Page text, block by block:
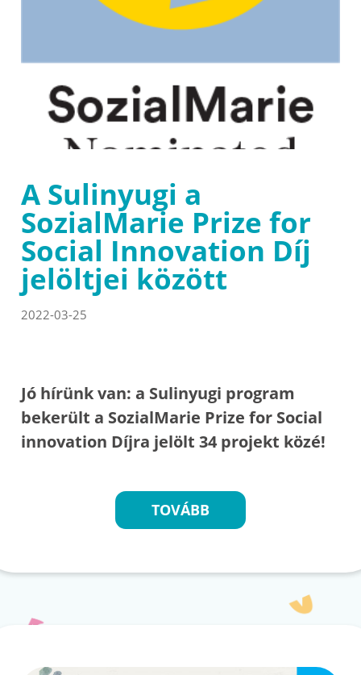
A Sulinyugi a
SozialMarie Prize for
Social Innovation Díj
jelöltjei között
2022-03-25
Jó hírünk van: a Sulinyugi program
bekerült a SozialMarie Prize for Social
innovation Díjra jelölt 34 projekt közé!
TOVÁBB